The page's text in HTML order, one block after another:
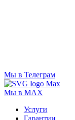
Мы в Телеграм
Мы в MAX
Услуги
Гарантии